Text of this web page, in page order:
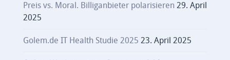
Preis vs. Moral. Billiganbieter polarisieren 29. April
2025
Golem.de IT Health Studie 2025 23. April 2025